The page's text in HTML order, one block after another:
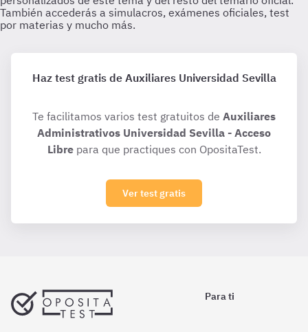
Haz test gratis de Auxiliares Universidad Sevilla
Te facilitamos varios test gratuitos de Auxiliares
Administrativos Universidad Sevilla - Acceso
Librepara que practiques con OpositaTest.
Ver test gratis
Para ti